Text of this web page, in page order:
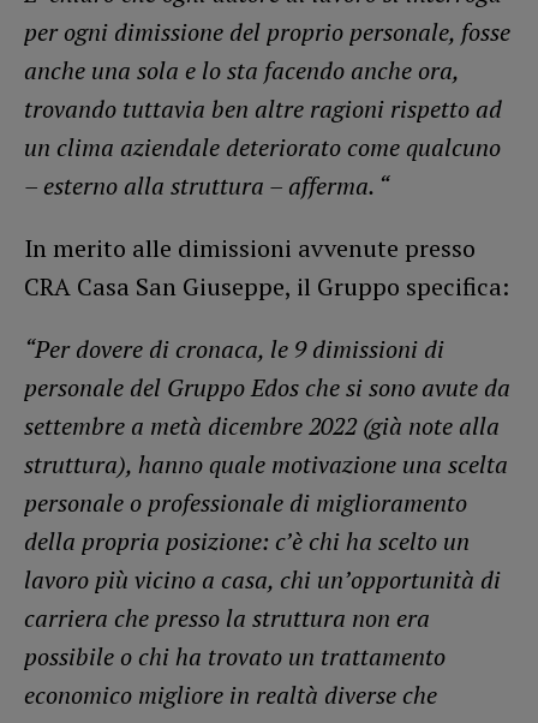
per ogni dimissione del proprio personale, fosse
anche una sola e lo sta facendo anche ora,
trovando tuttavia ben altre ragioni rispetto ad
un clima aziendale deteriorato come qualcuno
– esterno alla struttura – afferma. “
In merito alle dimissioni avvenute presso
CRA Casa San Giuseppe, il Gruppo specifica:
“Per dovere di cronaca, le 9 dimissioni di
personale del Gruppo Edos che si sono avute da
settembre a metà dicembre 2022 (già note alla
struttura), hanno quale motivazione una scelta
personale o professionale di miglioramento
della propria posizione: c’è chi ha scelto un
lavoro più vicino a casa, chi un’opportunità di
carriera che presso la struttura non era
possibile o chi ha trovato un trattamento
economico migliore in realtà diverse che